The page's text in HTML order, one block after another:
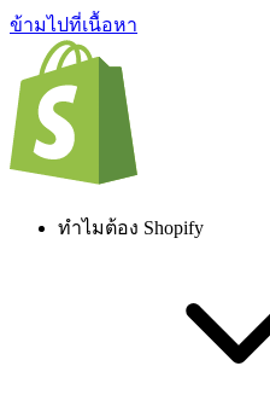
ข้ามไปที่เนื้อหา
ทำไมต้อง Shopify